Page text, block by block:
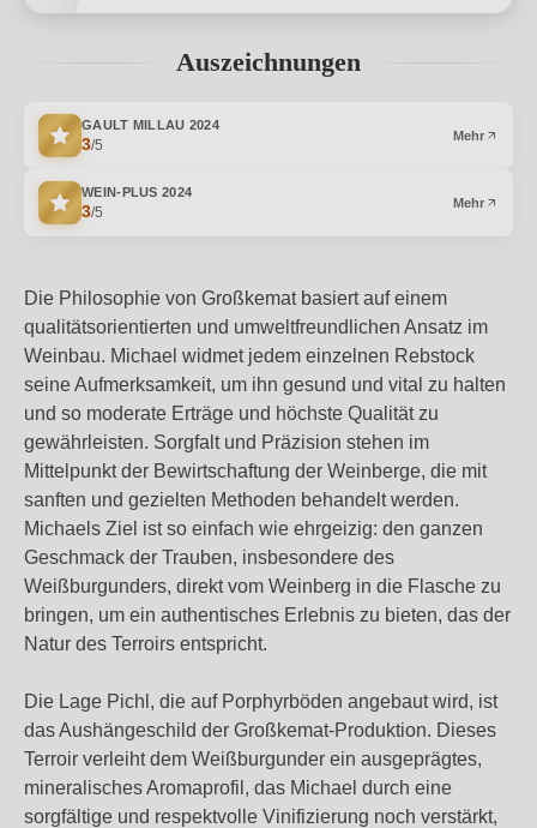
Auszeichnungen
GAULT MILLAU 2024
3/5
Mehr
WEIN-PLUS 2024
3/5
Mehr
Die Philosophie von Großkemat basiert auf einem
qualitätsorientierten und umweltfreundlichen Ansatz im
Weinbau. Michael widmet jedem einzelnen Rebstock
seine Aufmerksamkeit, um ihn gesund und vital zu halten
und so moderate Erträge und höchste Qualität zu
gewährleisten. Sorgfalt und Präzision stehen im
Mittelpunkt der Bewirtschaftung der Weinberge, die mit
sanften und gezielten Methoden behandelt werden.
Michaels Ziel ist so einfach wie ehrgeizig: den ganzen
Geschmack der Trauben, insbesondere des
Weißburgunders, direkt vom Weinberg in die Flasche zu
bringen, um ein authentisches Erlebnis zu bieten, das der
Natur des Terroirs entspricht.
Die Lage Pichl, die auf Porphyrböden angebaut wird, ist
das Aushängeschild der Großkemat-Produktion. Dieses
Terroir verleiht dem Weißburgunder ein ausgeprägtes,
mineralisches Aromaprofil, das Michael durch eine
sorgfältige und respektvolle Vinifizierung noch verstärkt,